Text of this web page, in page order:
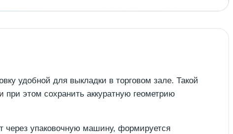
удобной для выкладки в торговом зале. Такой
этом сохранить аккуратную геометрию
через упаковочную машину, формируется